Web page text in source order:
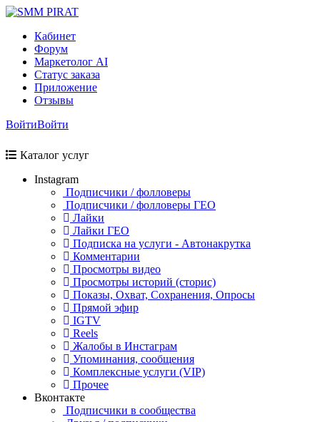
Кабинет
Форум
Маркетолог AI
Статус заказа
Приложение
Отзывы
ВойтиВойти
Каталог услуг
Instagram
Подписчики / фолловеры
Подписчики / фолловеры ГЕО
Лайки
Лайки ГЕО
Подписка на услуги - Автонакрутка
Комментарии
Просмотры видео
Просмотры историй (сторис)
Показы, Охват, Сохранения, Опросы
Прямой эфир
IGTV
Reels
Жалобы в Инстаграм
Упоминания, сообщения
Комплексные услуги (VIP)
Прочее
Вконтакте
Подписчики в сообщества